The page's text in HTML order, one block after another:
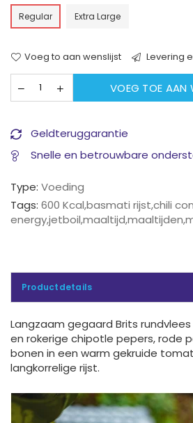
Regular Extra Large
Voeg to aan wenslijst Levering
VOEG TOE AAN
Geldteruggarantie
Snelle en betrouwbare
Type: Voeding
Tags: 600 Kcal,basmati rijst,chili
energy,jetboil,maaltijd,maaltijden,
Productdetails
Langzaam gegaard Brits
en rokerige chipotle pepers, rode
bonen in een warm gekruide
langkorrelige rijst.